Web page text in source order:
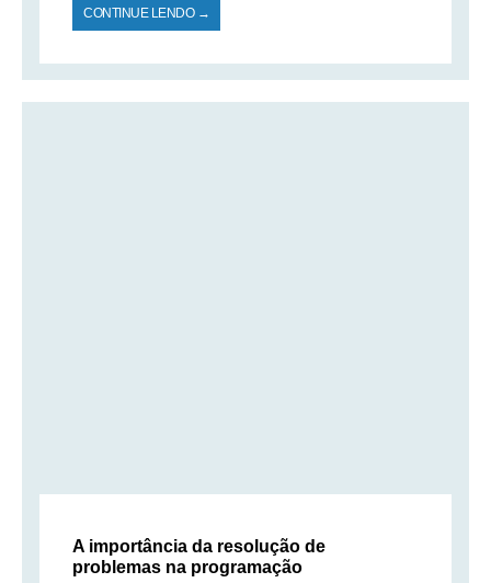
CONTINUE LENDO →
A importância da resolução de
problemas na programação